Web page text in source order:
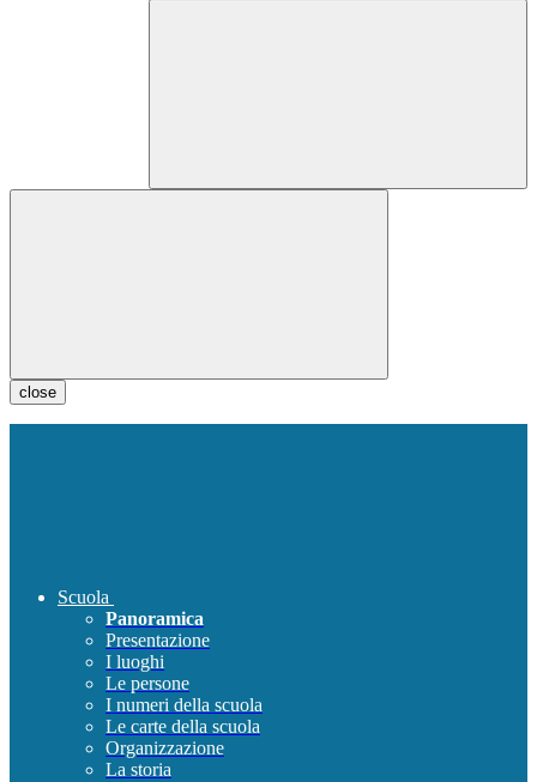
close
Scuola
Panoramica
Presentazione
I luoghi
Le persone
I numeri della scuola
Le carte della scuola
Organizzazione
La storia